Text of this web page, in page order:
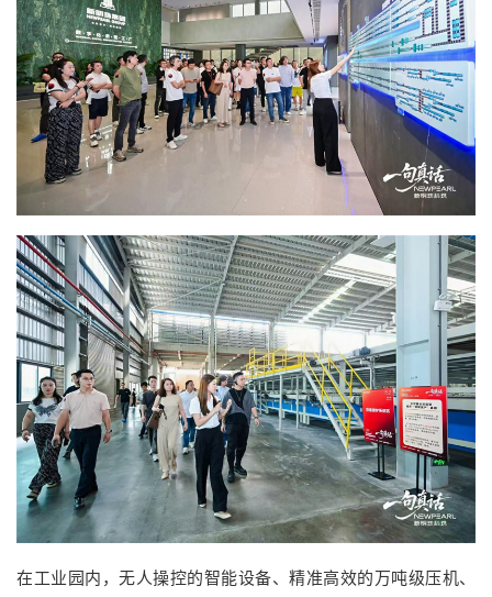
在工业园内，无人操控的智能设备、精准高效的万吨级压机、